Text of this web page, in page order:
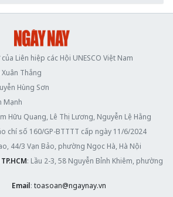
Liên hiệp các Hội UNESCO Việt Nam
Thắng
Hùng Sơn
Mạnh
Hữu Quang, Lê Thị Lương, Nguyễn Lệ Hằng
chí số 160/GP-BTTTT cấp ngày 11/6/2024
44/3 Vạn Bảo, phường Ngọc Hà, Hà Nội
: Lầu 2-3, 58 Nguyễn Bỉnh Khiêm, phường
Email: toasoan@ngaynay.vn